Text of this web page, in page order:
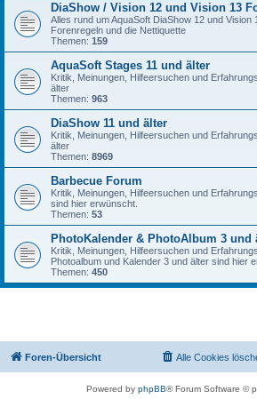
DiaShow / Vision 12 und Vision 13
Alles rund um AquaSoft DiaShow 12 und Vision
Forenregeln und die Nettiquette
Themen: 159
AquaSoft Stages 11 und älter
Kritik, Meinungen, Hilfeersuchen und
älter
Themen: 963
DiaShow 11 und älter
Kritik, Meinungen, Hilfeersuchen und
älter
Themen: 8969
Barbecue Forum
Kritik, Meinungen, Hilfeersuchen und
sind hier erwünscht.
Themen: 53
PhotoKalender & PhotoAlbum 3 und
Kritik, Meinungen, Hilfeersuchen und
Photoalbum und Kalender 3 und älter sind hier
Themen: 450
Foren-Übersicht Alle Cookies
Powered by phpBB® Forum Software ©